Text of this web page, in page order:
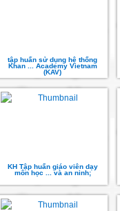
tập huấn sử dụng hệ thống
Khan ... Academy Vietnam
(KAV)
KH Tập huấn giáo viên dạy
môn học ... và an ninh;